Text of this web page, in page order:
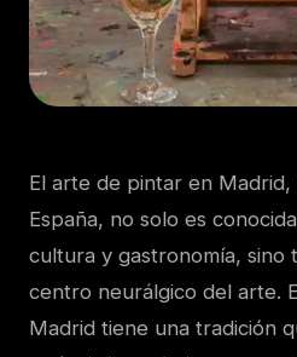
El arte de pintar en
España, no solo es
cultura y gastronomía, sino
centro neurálgico del arte.
Madrid tiene una tradición